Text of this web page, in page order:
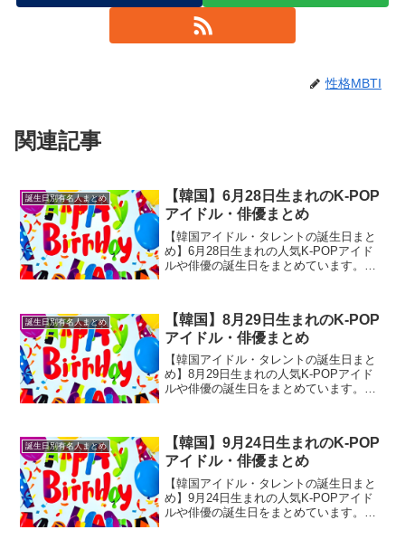
性格MBTI
関連記事
誕生日別有名人まとめ
【韓国】6月28日生まれのK-POP
アイドル・俳優まとめ
【韓国アイドル・タレントの誕生日まと
め】6月28日生まれの人気K-POPアイド
ルや俳優の誕生日をまとめています。性
誕生日別有名人まとめ
【韓国】8月29日生まれのK-POP
アイドル・俳優まとめ
【韓国アイドル・タレントの誕生日まと
め】8月29日生まれの人気K-POPアイド
ルや俳優の誕生日をまとめています。性
誕生日別有名人まとめ
【韓国】9月24日生まれのK-POP
アイドル・俳優まとめ
【韓国アイドル・タレントの誕生日まと
め】9月24日生まれの人気K-POPアイド
ルや俳優の誕生日をまとめています。性